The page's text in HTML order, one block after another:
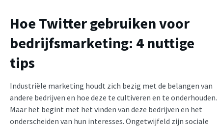
Hoe Twitter gebruiken voor
bedrijfsmarketing: 4 nuttige
tips
Industriële marketing houdt zich bezig met de belangen van
andere bedrijven en hoe deze te cultiveren en te onderhouden.
Maar het begint met het vinden van deze bedrijven en het
onderscheiden van hun interesses. Ongetwijfeld zijn sociale